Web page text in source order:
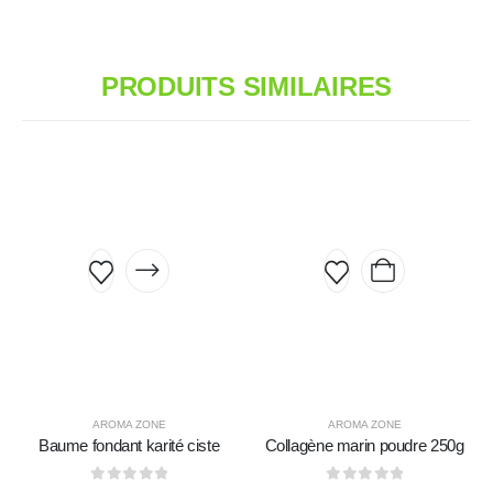
PRODUITS SIMILAIRES
AROMA ZONE
Baume fondant karité ciste
AROMA ZONE
Collagène marin poudre 250g